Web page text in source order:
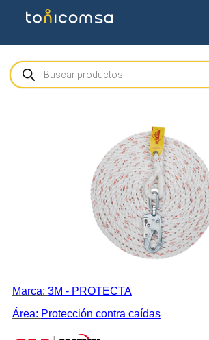
Marca: 3M - PROTECTA
Área: Protección contra caídas